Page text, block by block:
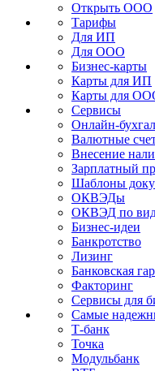
Открыть ООО
Тарифы
Для ИП
Для ООО
Бизнес-карты
Карты для ИП
Карты для
Сервисы
Онлайн-
Валютные
Внесение
Зарплатный
Шаблоны
ОКВЭДы
ОКВЭД по
Бизнес-идеи
Банкротство
Лизинг
Банковская
Факторинг
Сервисы для
Самые
Т-банк
Точка
Модульбанк